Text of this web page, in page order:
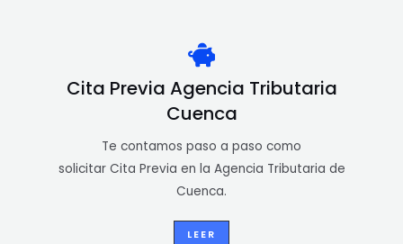
Cita Previa Agencia Tributaria
Cuenca
Te contamos paso a paso como
solicitar Cita Previa en la Agencia Tributaria de
Cuenca.
LEER